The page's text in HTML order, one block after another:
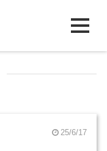
25/6/17